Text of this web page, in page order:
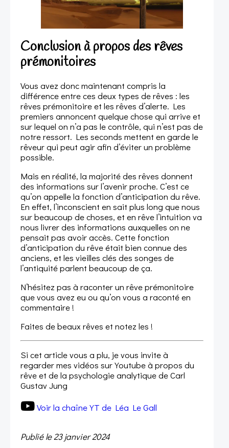
Conclusion à propos des rêves
prémonitoires
Vous avez donc maintenant compris la
différence entre ces deux types de rêves : les
rêves prémonitoire et les rêves d’alerte. Les
premiers annoncent quelque chose qui arrive et
sur lequel on n’a pas le contrôle, qui n’est pas de
notre ressort. Les seconds mettent en garde le
rêveur qui peut agir afin d’éviter un problème
possible.
Mais en réalité, la majorité des rêves donnent
des informations sur l’avenir proche. C’est ce
qu’on appelle la fonction d’anticipation du rêve.
En effet, l’inconscient en sait plus long que nous
sur beaucoup de choses, et en rêve l’intuition va
nous livrer des informations auxquelles on ne
pensait pas avoir accès. Cette fonction
d’anticipation du rêve était bien connue des
anciens, et les vieilles clés des songes de
l’antiquité parlent beaucoup de ça.
N’hésitez pas à raconter un rêve prémonitoire
que vous avez eu ou qu’on vous a raconté en
commentaire !
Faites de beaux rêves et notez les !
Si cet article vous a plu, je vous invite à
regarder mes vidéos sur Youtube à propos du
rêve et de la psychologie analytique de Carl
Gustav Jung
Voir la chaîne YT de Léa Le Gall
Publié le23 janvier 2024